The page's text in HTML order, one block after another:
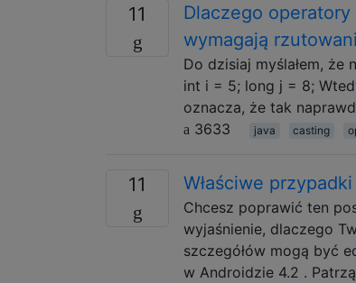
11
Dlaczego
wymagają
Do dzisiaj myślałem, że
int i = 5; long j = 8;
oznacza, że ​​tak
3633
java casting
11 Właściwe
Chcesz poprawić ten
wyjaśnienie, dlaczego
szczegółów mogą być
w Androidzie 4.2 .